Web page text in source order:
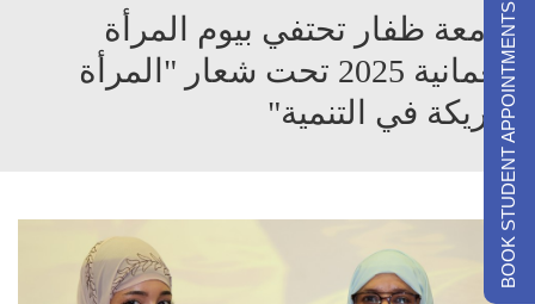
جامعة ظفار تحتفي بيوم المرأة
العُمانية 2025 تحت شعار "المرأة
شريكة في التنمية"
BOOK STUDENT APPOINTMENTS